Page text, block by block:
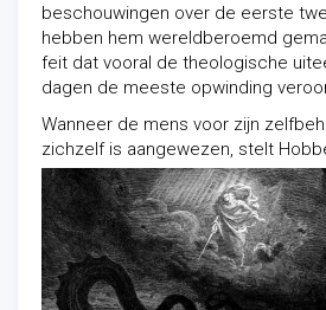
beschouwingen over de eerste
hebben hem wereldberoemd
feit dat vooral de theologische
dagen de meeste opwinding
Wanneer de mens voor zijn
zichzelf is aangewezen, stelt